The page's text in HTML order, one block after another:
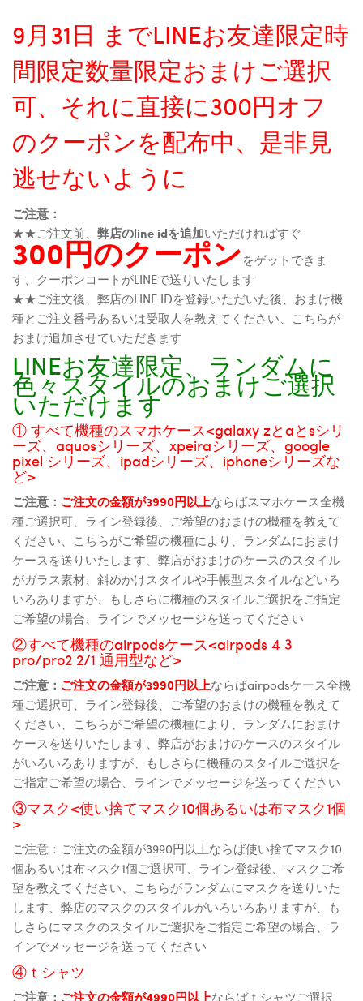
9月31日 までLINEお友達限定時
間限定数量限定おまけご選択
可、それに直接に300円オフ
のクーポンを配布中、是非見
逃せないように
ご注意：
★★ご注文前、 弊店のline idを追加いただければすぐ
300円のクーポンをゲットできま
す、クーポンコートがLINEで送りいたします
★★ご注文後、弊店のLINE IDを登録いただいた後、おまけ機
種とご注文番号あるいは受取人を教えてください、こちらが
おまけ追加させていただきます
LINEお友達限定、ランダムに
色々スタイルのおまけご選択
いただけます
① すべて機種のスマホケース<galaxy zとaとsシリ
ーズ、aquosシリーズ、xpeiraシリーズ、google
pixel シリーズ、ipadシリーズ、iphoneシリーズな
ど>
ご注意： ご注文の金額が3990円以上ならばスマホケース全機
種ご選択可、ライン登録後、ご希望のおまけの機種を教えて
ください、こちらがご希望の機種により、ランダムにおまけ
ケースを送りいたします、弊店がおまけのケースのスタイル
がガラス素材、斜めかけスタイルや手帳型スタイルなどいろ
いろありますが、もしさらに機種のスタイルご選択をご指定
ご希望の場合、ラインでメッセージを送ってください
②すべて機種のairpodsケース<airpods 4 3
pro/pro2 2/1 通用型など>
ご注意： ご注文の金額が3990円以上ならばairpodsケース全機
種ご選択可、ライン登録後、ご希望のおまけの機種を教えて
ください、こちらがご希望の機種により、ランダムにおまけ
ケースを送りいたします、弊店がおまけのケースのスタイル
がいろいろありますが、もしさらに機種のスタイルご選択を
ご指定ご希望の場合、ラインでメッセージを送ってください
③マスク<使い捨てマスク10個あるいは布マスク1個
>
ご注意：ご注文の金額が3990円以上ならば使い捨てマスク10
個あるいは布マスク1個ご選択可、ライン登録後、マスクご希
望を教えてください、こちらがランダムにマスクを送りいた
します、弊店のマスクのスタイルがいろいろありますが、も
しさらにマスクのスタイルご選択をご指定ご希望の場合、ラ
インでメッセージを送ってください
④ｔシャツ
ご注意： ご注文の金額が4990円以上ならばｔシャツご選択